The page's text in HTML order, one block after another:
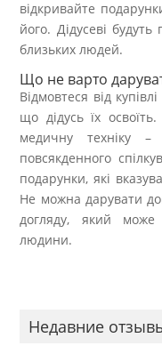
відкривайте
його. Дідусеві
близьких людей.
Що не варто
Відмовтеся від
що дідусь їх
медичну техніку
повсякденного
подарунки, які
Не можна дарувати
догляду, який може
людини.
Недавние